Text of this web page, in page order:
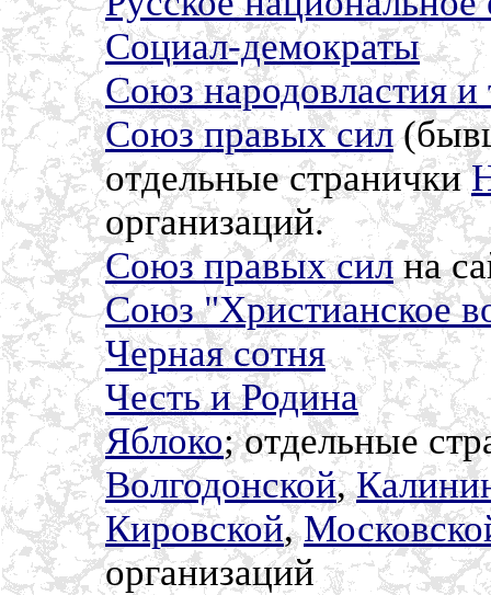
Социал-демократы
Союз народовластия и
Союз правых сил
отдельные странички
организаций.
Союз правых силна
Союз "Христианское
Черная сотня
Честь и Родина
Яблоко; отдельные
Волгодонской,
Кировской,
организаций